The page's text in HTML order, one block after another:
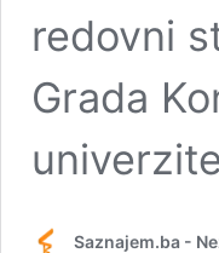
redovni
Grada
Saznajem.ba -